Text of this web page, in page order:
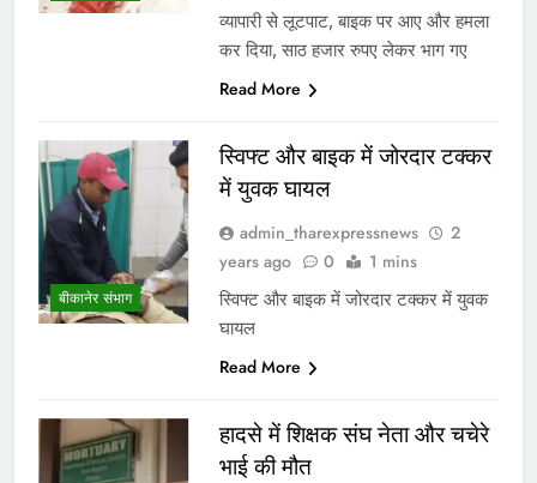
व्यापारी से लूटपाट, बाइक पर आए और हमला
कर दिया, साठ हजार रुपए लेकर भाग गए
Read More
बीकानेर संभाग
स्विफ्ट और बाइक में जोरदार टक्कर
में युवक घायल
admin_tharexpressnews
2
years ago
0 1 mins
स्विफ्ट और बाइक में जोरदार टक्कर में युवक
घायल
Read More
हादसे में शिक्षक संघ नेता और चचेरे
भाई की मौत